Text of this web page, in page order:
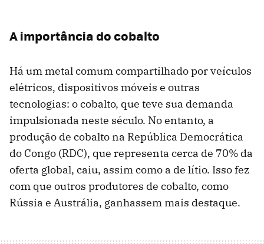
A importância do cobalto
Há um metal comum compartilhado por veículos
elétricos, dispositivos móveis e outras
tecnologias: o cobalto, que teve sua demanda
impulsionada neste século. No entanto, a
produção de cobalto na República Democrática
do Congo (RDC), que representa cerca de 70% da
oferta global, caiu, assim como a de lítio. Isso fez
com que outros produtores de cobalto, como
Rússia e Austrália, ganhassem mais destaque.